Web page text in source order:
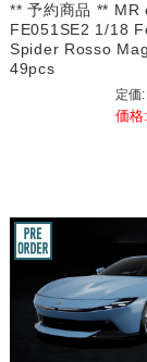
** 予約商品 ** MR
FE051SE2 1/18
Spider Rosso
49pcs
定価:
価格: